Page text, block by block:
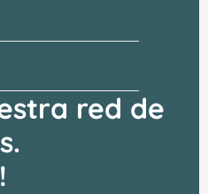
red de